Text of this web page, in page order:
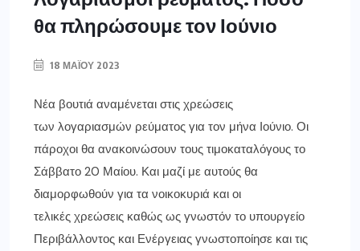
θα πληρώσουμε τον Ιούνιο
18 ΜΑΪ́ΟΥ 2023
Νέα βουτιά αναμένεται στις χρεώσεις
των λογαριασμών ρεύματος για τον μήνα Ιούνιο. Οι
πάροχοι θα ανακοινώσουν τους τιμοκαταλόγους το
Σάββατο 20 Μαίου. Και μαζί με αυτούς θα
διαμορφωθούν για τα νοικοκυριά και οι
τελικές χρεώσεις καθώς ως γνωστόν το υπουργείο
Περιβάλλοντος και Ενέργειας γνωστοποίησε και τις